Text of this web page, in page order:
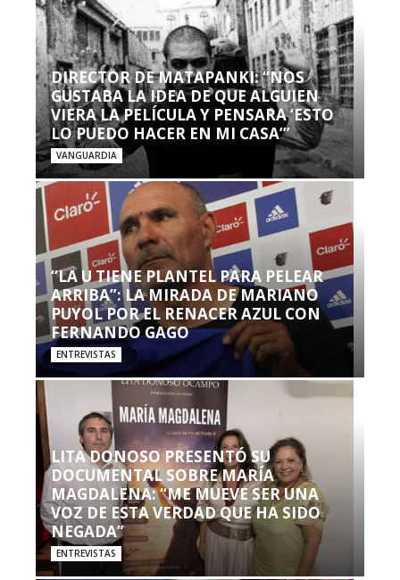
DIRECTOR DE MATAPANKI: “NOS
GUSTABA LA IDEA DE QUE ALGUIEN
VIERA LA PELÍCULA Y PENSARA ‘ESTO
LO PUEDO HACER EN MI CASA’”
VANGUARDIA
“LA U TIENE PLANTEL PARA PELEAR
ARRIBA”: LA MIRADA DE MARIANO
PUYOL POR EL RENACER AZUL CON
FERNANDO GAGO
ENTREVISTAS
LITA DONOSO PRESENTÓ SU
DOCUMENTAL SOBRE MARÍA
MAGDALENA: “ME MUEVE SER UNA
VOZ DE ESTA VERDAD QUE HA SIDO
NEGADA”
ENTREVISTAS